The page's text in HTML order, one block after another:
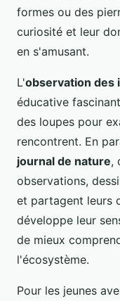
formes ou des
curiosité et leur
en s'amusant.
L'observation des
éducative
des loupes pour
rencontrent. En
journal de nature,
observations,
et partagent leurs
développe leur
de mieux
l'écosystème.
Pour les jeunes